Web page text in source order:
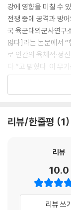
강에 영향을 미칠 수
전쟁 중에 공격과 방
국 육군대외군사연구
않다]라는 논문에서 “
로 인간의 육체적·정
다.”고 밝혔다. 이 무
신호들을 혼란스럽게
는 데 목적을 두고 있
두려운 것입니까? 이
의해 감시대상이 되
위험한데도 말이다.
마인드컨트롤과 비
리뷰/한줄평 1
리뷰
10.0
리뷰 쓰